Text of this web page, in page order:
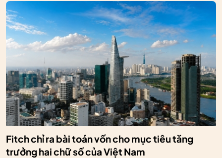
Fitch chỉ ra bài toán vốn cho mục tiêu tăng
trưởng hai chữ số của Việt Nam